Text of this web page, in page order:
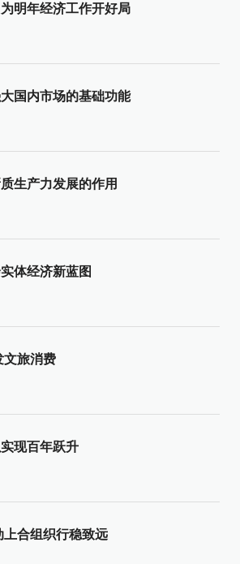
明年经济工作开好局
国内市场的基础功能
生产力发展的作用
体经济新蓝图
文旅消费
现百年跃升
合组织行稳致远